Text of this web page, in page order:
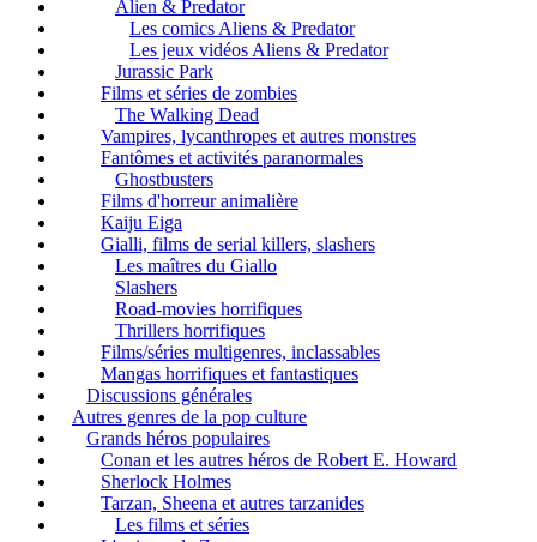
Alien & Predator
Les comics Aliens & Predator
Les jeux vidéos Aliens & Predator
Jurassic Park
Films et séries de zombies
The Walking Dead
Vampires, lycanthropes et autres monstres
Fantômes et activités paranormales
Ghostbusters
Films d'horreur animalière
Kaiju Eiga
Gialli, films de serial killers, slashers
Les maîtres du Giallo
Slashers
Road-movies horrifiques
Thrillers horrifiques
Films/séries multigenres, inclassables
Mangas horrifiques et fantastiques
Discussions générales
Autres genres de la pop culture
Grands héros populaires
Conan et les autres héros de Robert E. Howard
Sherlock Holmes
Tarzan, Sheena et autres tarzanides
Les films et séries